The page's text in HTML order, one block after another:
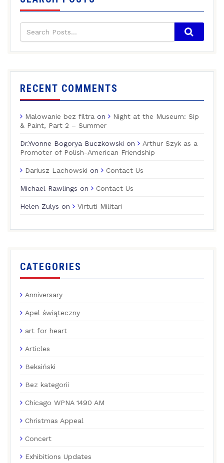
RECENT COMMENTS
Malowanie bez filtra on
Night at the Museum: Sip
& Paint, Part 2 – Summer
Dr.Yvonne Bogorya Buczkowski on
Arthur Szyk as a
Promoter of Polish-American Friendship
Dariusz Lachowski on Contact Us
Michael Rawlings on Contact Us
Helen Zulys on Virtuti Militari
CATEGORIES
Anniversary
Apel świąteczny
art for heart
Articles
Beksiński
Bez kategorii
Chicago WPNA 1490 AM
Christmas Appeal
Concert
Exhibitions Updates